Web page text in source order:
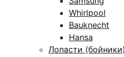
Whirlpool
Bauknecht
Hansa
Лопасти